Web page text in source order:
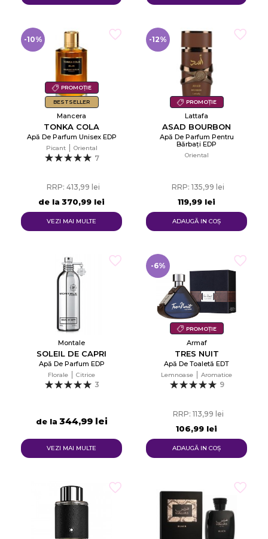
PROMOȚIE
BESTSELLER
-10%
Mancera
TONKA COLA
Apă De Parfum Unisex EDP
Picant Oriental
7
de la
RRP: 413,99 lei
370,99 lei
VEZI MAI MULTE
PROMOȚIE
-12%
Lattafa
ASAD BOURBON
Apă De Parfum Pentru
Bărbați EDP
Oriental
RRP: 135,99 lei
119,99 lei
ADAUGĂ IN COŞ
Montale
SOLEIL DE CAPRI
Apă De Parfum EDP
Florale Citrice
3
de la 344,99 lei
VEZI MAI MULTE
PROMOȚIE
-6%
Armaf
TRES NUIT
Apă De Toaletă EDT
Lemnoase Aromatice
9
RRP: 113,99 lei
106,99 lei
ADAUGĂ IN COŞ